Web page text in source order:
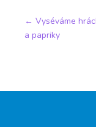
← Vyséváme
a papriky